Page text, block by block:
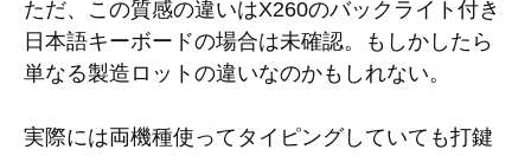
ただ、この質感の違いはX260のバックライト付き
日本語キーボードの場合は未確認。もしかしたら
単なる製造ロットの違いなのかもしれない。
実際には両機種使ってタイピングしていても打鍵